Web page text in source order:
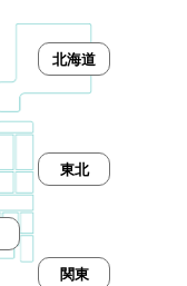
北海道
東北
関東